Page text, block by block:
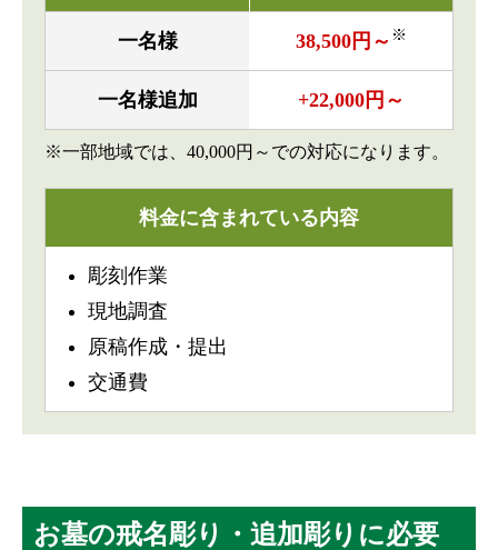
一名様 38,500円～ ※
一名様追加 +22,000円～
※一部地域では、40,000円～での対応になります。
料金に含まれている内容
彫刻作業
現地調査
原稿作成・提出
交通費
お墓の戒名彫り・追加彫りに必要